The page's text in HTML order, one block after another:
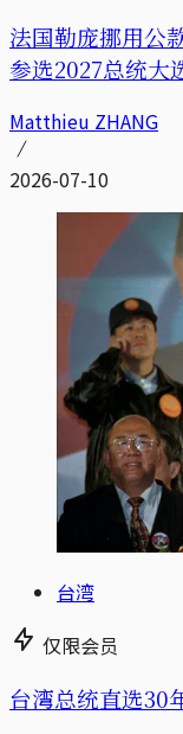
法国勒庞挪用公
参选2027总统
Matthieu ZHANG
2026-07-10
台湾
仅限会员
台湾总统直选30